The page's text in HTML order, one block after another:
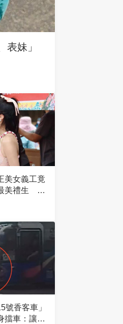
表妹」
美女義工竟
美禮生 一
號香客車」
擋車：讓行